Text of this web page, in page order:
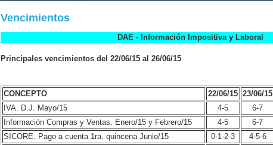
Vencimientos
DAE - Información Impositiva y Laboral
Principales vencimientos del 22/06/15 al 26/06/15
CONCEPTO 22/06/15 23/06/15
IVA. D.J. Mayo/15
4-5 6-7
Información Compras y Ventas. Enero/15 y Febrero/15
4-5 6-7
SICORE. Pago a cuenta 1ra. quincena Junio/15
0-1-2-3 4-5-6